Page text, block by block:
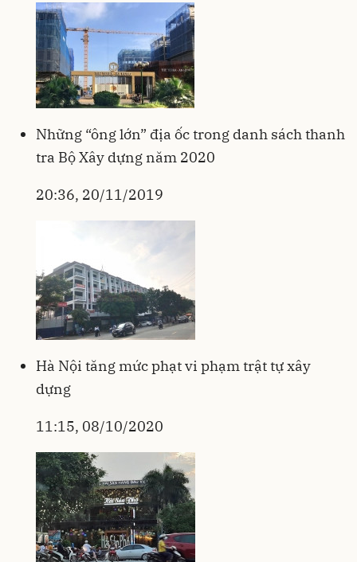
Những “ông lớn” địa ốc trong danh sách thanh
tra Bộ Xây dựng năm 2020
20:36, 20/11/2019
Hà Nội tăng mức phạt vi phạm trật tự xây
dựng
11:15, 08/10/2020